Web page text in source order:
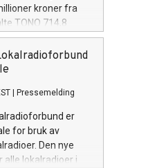
kroner fra
TONO 714,8
i inn-
Pressemelding
er
for bruk av
Den nye
alle lokalradioer i